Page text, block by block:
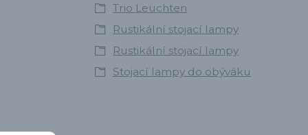
Trio Leuchten
Rustikální stojací lampy
Rustikální stojací lampy
Stojací lampy do obýváku